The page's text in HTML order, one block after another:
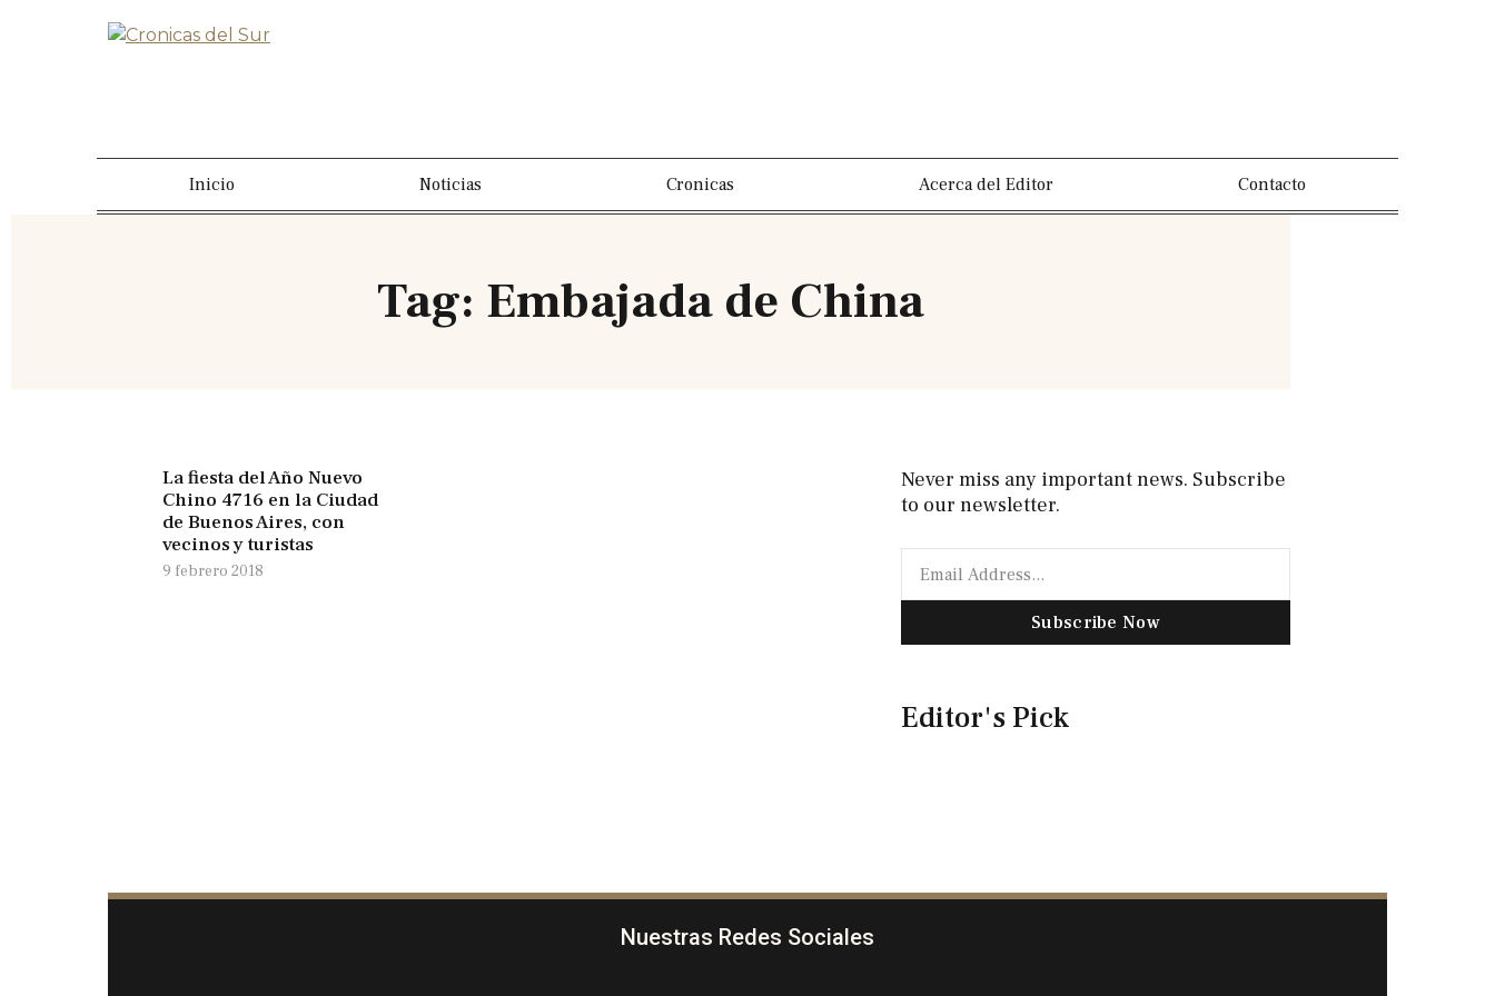
Inicio Noticias Cronicas Acerca del Editor Contacto
Tag: Embajada de China
La fiesta del Año Nuevo
Chino 4716 en la Ciudad
de Buenos Aires, con
vecinos y turistas
9 febrero 2018
Never miss any important news. Subscribe
to our newsletter.
Subscribe Now
Editor's Pick
Nuestras Redes Sociales